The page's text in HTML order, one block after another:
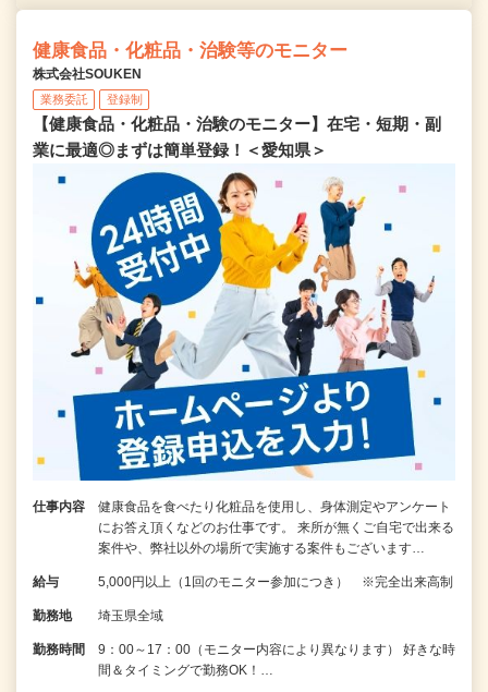
健康食品・化粧品・治験等のモニター
株式会社SOUKEN
業務委託 登録制
【健康食品・化粧品・治験のモニター】在宅・短期・副
業に最適◎まずは簡単登録！＜愛知県＞
仕事内容
健康食品を食べたり化粧品を使用し、身体測定やアンケート
にお答え頂くなどのお仕事です。 来所が無くご自宅で出来る
案件や、弊社以外の場所で実施する案件もございます…
給与 5,000円以上（1回のモニター参加につき） ※完全出来高制
勤務地 埼玉県全域
勤務時間
9：00～17：00（モニター内容により異なります） 好きな時
間＆タイミングで勤務OK！…